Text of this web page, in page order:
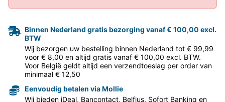
Binnen Nederland gratis bezorging vanaf € 100,00 excl.
BTW
Wij bezorgen uw bestelling binnen Nederland tot € 99,99
voor € 8,00 en altijd gratis vanaf € 100,00 excl. BTW.
Voor België geldt altijd een verzendtoeslag per order van
minimaal € 12,50
Eenvoudig betalen via Mollie
Wij bieden iDeal, Bancontact, Belfius, Sofort Banking en